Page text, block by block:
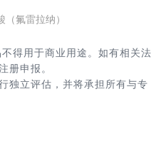
氟雷拉纳）
得用于商业用途。如有相关法
册申报。
独立评估，并将承担所有与专